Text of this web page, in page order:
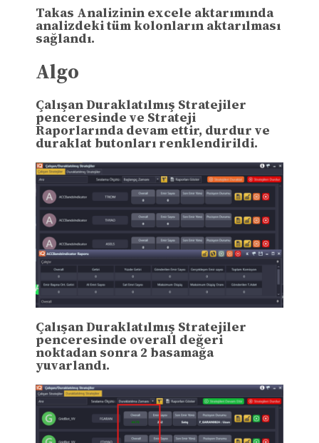
Takas Analizinin excele aktarımında
analizdeki tüm kolonların aktarılması
sağlandı.
Algo
Çalışan Duraklatılmış Stratejiler
penceresinde ve Strateji
Raporlarında devam ettir, durdur ve
duraklat butonları renklendirildi.
Çalışan Duraklatılmış Stratejiler
penceresinde overall değeri
noktadan sonra 2 basamağa
yuvarlandı.